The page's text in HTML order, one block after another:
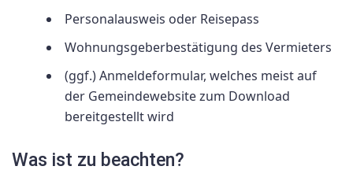
Personalausweis oder Reisepass
Wohnungsgeberbestätigung des Vermieters
(ggf.) Anmeldeformular, welches meist auf
der Gemeindewebsite zum Download
bereitgestellt wird
Was ist zu beachten?